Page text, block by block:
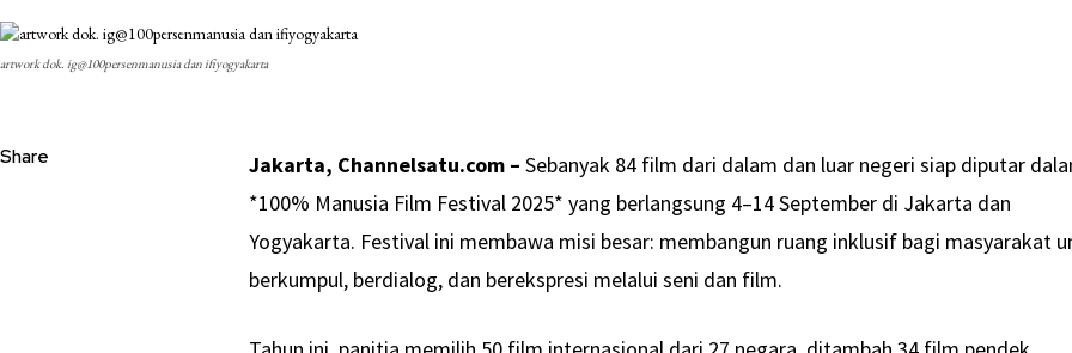
artwork dok. ig@100persenmanusia dan ifiyogyakarta
Share Jakarta, Channelsatu.com – Sebanyak 84 film dari dalam dan luar negeri siap diputar
*100% Manusia Film Festival 2025* yang berlangsung 4–14 September di Jakarta dan
Yogyakarta. Festival ini membawa misi besar: membangun ruang inklusif bagi masyarakat
berkumpul, berdialog, dan berekspresi melalui seni dan film.